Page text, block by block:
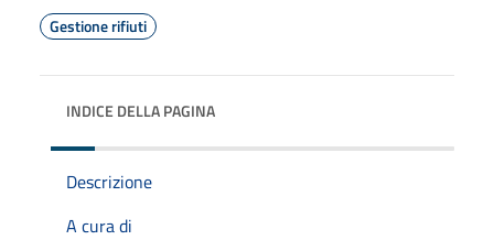
Gestione rifiuti
INDICE DELLA PAGINA
Descrizione
A cura di